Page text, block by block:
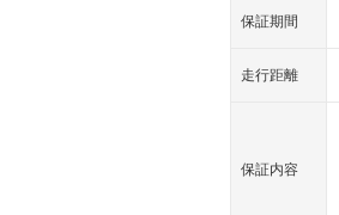
保証期間
走行距離
保証内容